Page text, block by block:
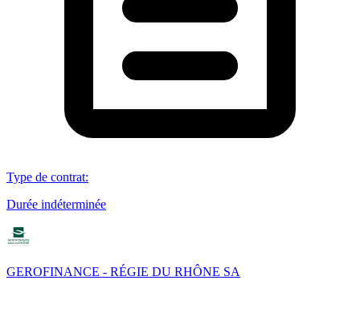
Type de contrat:
Durée indéterminée
GEROFINANCE - RÉGIE DU RHÔNE SA